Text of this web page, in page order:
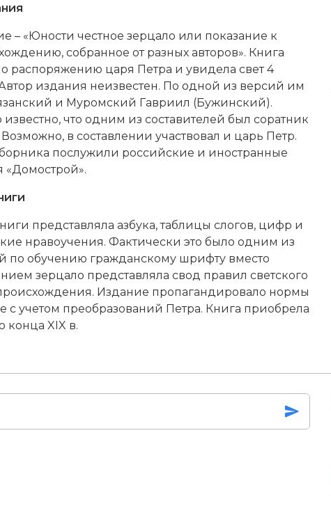
– «Юности честное зерцало или показание к
собранное от разных авторов». Книга
распоряжению царя Петра и увидела свет 4
Автор издания неизвестен. По одной из версий им
и Муромский Гавриил (Бужинский).
что одним из составителей был соратник
в составлении участвовал и царь Петр.
послужили российские и иностранные
«Домострой».
представляла азбука, таблицы слогов, цифр и
нравоучения. Фактически это было одним из
по обучению гражданскому шрифту вместо
зерцало представляла свод правил светского
Издание пропагандировало нормы
учетом преобразований Петра. Книга приобрела
конца XIX в.